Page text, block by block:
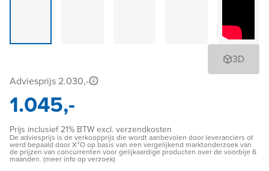
3D
Adviesprijs 2.030,-
1.045,-
Prijs inclusief 21% BTW excl. verzendkosten
De adviesprijs is de verkoopprijs die wordt aanbevolen door leveranciers of
werd bepaald door X²O op basis van een vergelijkend marktonderzoek van
de prijzen van concurrenten voor gelijkaardige producten over de voorbije 6
maanden. (meer info op verzoek)